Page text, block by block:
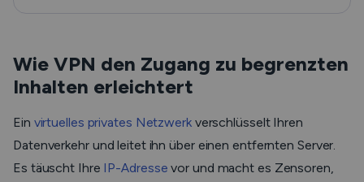
Wie VPN den Zugang zu begrenzten
Inhalten erleichtert
Ein virtuelles privates Netzwerkverschlüsselt Ihren
Datenverkehr und leitet ihn über einen entfernten Server.
Es täuscht Ihre IP-Adresse vor und macht es Zensoren,